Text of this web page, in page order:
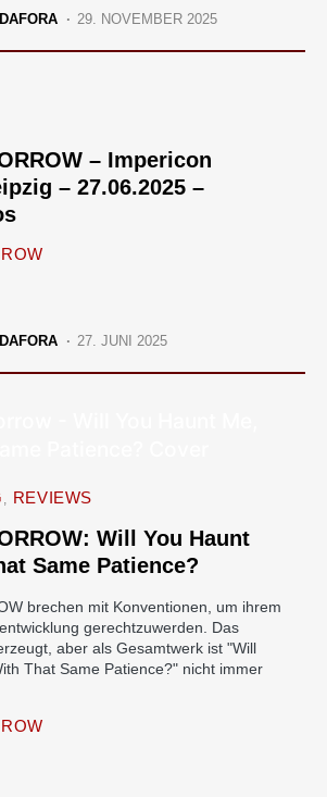
29. NOVEMBER 2025
– Impericon
– 27.06.2025 –
27. JUNI 2025
REVIEWS
Will You Haunt
Same Patience?
brechen mit Konventionen, um ihrem
gerechtzuwerden. Das
aber als Gesamtwerk ist "Will
That Same Patience?" nicht immer